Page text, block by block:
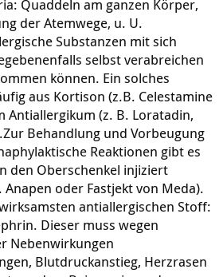
Quaddeln am ganzen Körper,
der Atemwege, u. U.
Substanzen mit sich
selbst verabreichen
können. Ein solches
aus Kortison (z.B. Celestamine
Antiallergikum (z. B. Loratadin,
Behandlung und Vorbeugung
Reaktionen gibt es
den Oberschenkel injiziert
oder Fastjekt von Meda).
antiallergischen Stoff:
Dieser muss wegen
Nebenwirkungen
Blutdruckanstieg, Herzrasen